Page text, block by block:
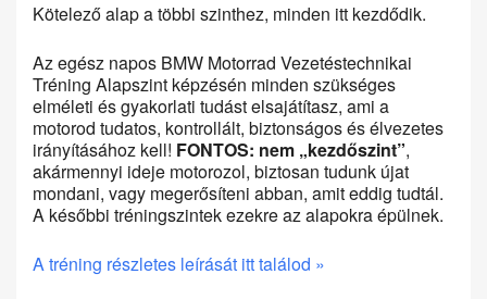
Kötelező alap a többi szinthez, minden itt kezdődik.
Az egész napos BMW Motorrad Vezetéstechnikai
Tréning Alapszint képzésén minden szükséges
elméleti és gyakorlati tudást elsajátítasz, ami a
motorod tudatos, kontrollált, biztonságos és élvezetes
irányításához kell! FONTOS: nem „kezdőszint”,
akármennyi ideje motorozol, biztosan tudunk újat
mondani, vagy megerősíteni abban, amit eddig tudtál.
A későbbi tréningszintek ezekre az alapokra épülnek.
A tréning részletes leírását itt találod »